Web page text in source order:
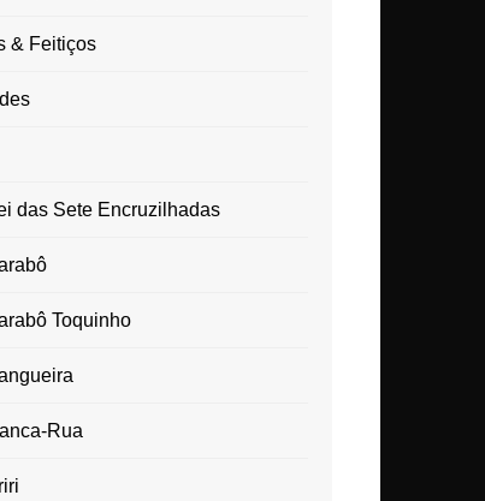
& Feitiços
das Sete Encruzilhadas
Toquinho
Rua